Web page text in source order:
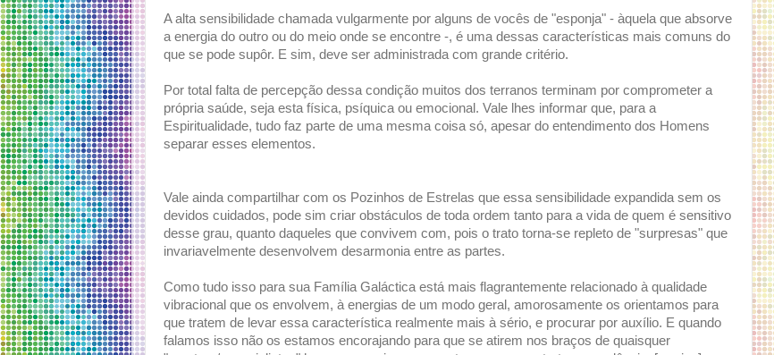
A alta sensibilidade chamada vulgarmente por alguns de vocês de "esponja" - àquela que absorve
a energia do outro ou do meio onde se encontre -, é uma dessas características mais comuns do
que se pode supôr. E sim, deve ser administrada com grande critério.
Por total falta de percepção dessa condição muitos dos terranos terminam por comprometer a
própria saúde, seja esta física, psíquica ou emocional. Vale lhes informar que, para a
Espiritualidade, tudo faz parte de uma mesma coisa só, apesar do entendimento dos Homens
separar esses elementos.
Vale ainda compartilhar com os Pozinhos de Estrelas que essa sensibilidade expandida sem os
devidos cuidados, pode sim criar obstáculos de toda ordem tanto para a vida de quem é sensitivo
desse grau, quanto daqueles que convivem com, pois o trato torna-se repleto de "surpresas" que
invariavelmente desenvolvem desarmonia entre as partes.
Como tudo isso para sua Família Galáctica está mais flagrantemente relacionado à qualidade
vibracional que os envolvem, à energias de um modo geral, amorosamente os orientamos para
que tratem de levar essa característica realmente mais à sério, e procurar por auxílio. E quando
falamos isso não os estamos encorajando para que se atirem nos braços de quaisquer